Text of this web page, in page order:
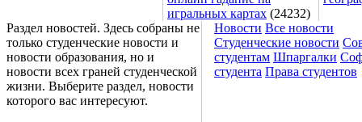
игральных картах (24232)
Раздел новостей. Здесь собраны не
только студенческие новости и
новости образования, но и
новости всех граней студенческой
жизни. Выберите раздел, новости
которого вас интересуют.
Новости Все новости
Студенческие новости
студентам Шпаргалки
студента Права студентов